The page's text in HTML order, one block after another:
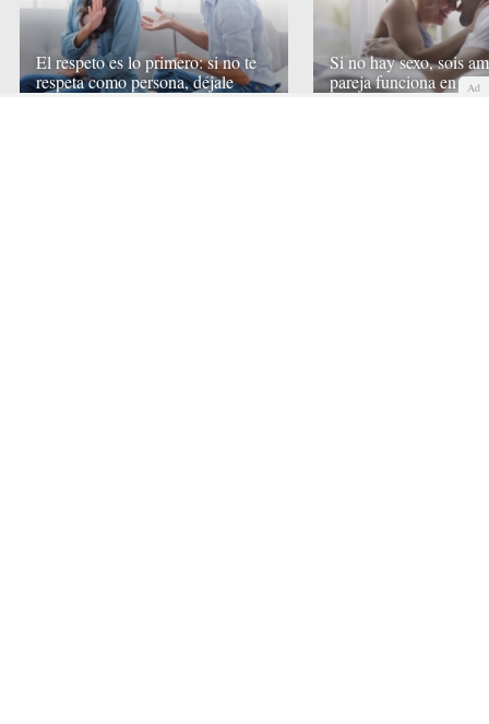
El respeto es lo primero: si no te
respeta como persona, déjale
Si no hay sexo, sois
pareja funciona en laAd